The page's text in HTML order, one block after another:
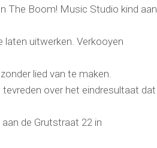
The Boom! Music Studio kind aan
uitwerken. Verkooyen
lied van te maken.
over het eindresultaat dat
de Grutstraat 22 in